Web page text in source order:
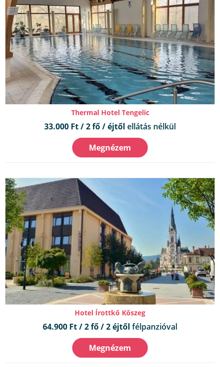
Thermal Hotel Tengelic
33.000 Ft / 2 fő / éjtől ellátás nélkül
Megnézem
Hotel Írottkő Kőszeg
64.900 Ft / 2 fő / 2 éjtől félpanzióval
Megnézem